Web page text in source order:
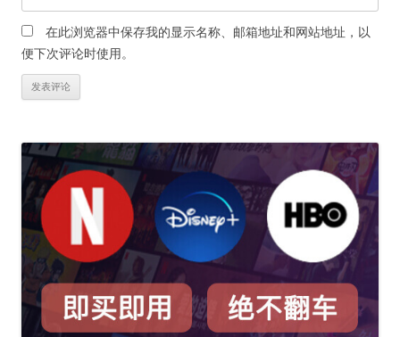
在此浏览器中保存我的显示名称、邮箱地址和网站地址，以
便下次评论时使用。